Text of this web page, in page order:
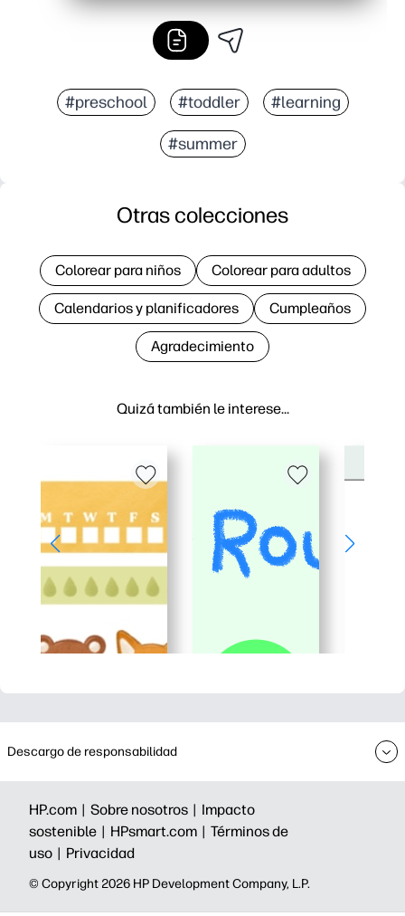
#preschool #toddler #learning
#summer
Quizá también le interese…
Otras colecciones
Colorear para niños Colorear para adultos
Calendarios y planificadores Cumpleaños
Agradecimiento
Descargo de responsabilidad
HP.com | Sobre nosotros | Impacto
sostenible | HPsmart.com | Términos de
uso | Privacidad
©️ Copyright 2026 HP Development Company, L.P.